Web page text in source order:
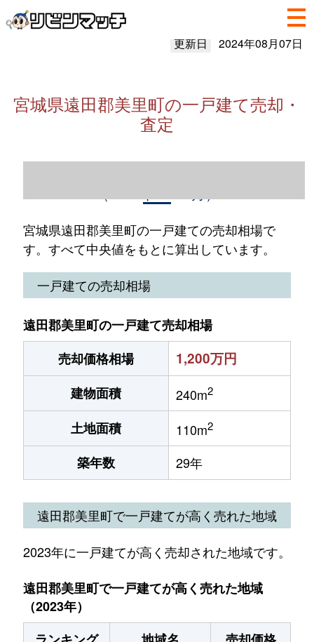
更新日 2024年08月07日
宮城県遠田郡美里町の一戸建て売却・
査定
宮城県遠田郡美里町の一戸建ての売却相場で
す。すべて中央値をもとに算出しています。
一戸建ての売却相場
遠田郡美里町の一戸建て売却相場
売却価格相場
1,200万円
建物面積 240m2
土地面積 110m2
築年数 29年
遠田郡美里町で一戸建てが高く売れた地域
2023年に一戸建てが高く売却された地域です。
遠田郡美里町で一戸建てが高く売れた地域
（2023年）